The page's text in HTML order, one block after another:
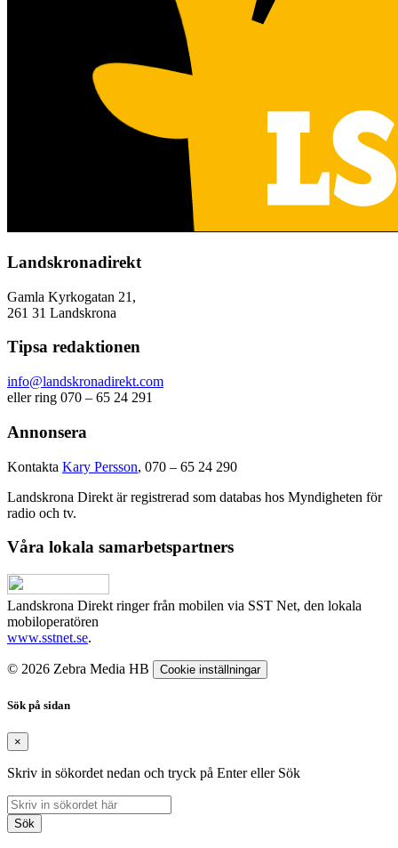
Landskronadirekt
Gamla Kyrkogatan 21,
261 31 Landskrona
Tipsa redaktionen
info@landskronadirekt.com
eller ring 070 – 65 24 291
Annonsera
Kontakta Kary Persson, 070 – 65 24 290
Landskrona Direkt är registrerad som databas hos Myndigheten för
radio och tv.
Våra lokala samarbetspartners
Landskrona Direkt ringer från mobilen via SST Net, den lokala
mobiloperatören
www.sstnet.se.
© 2026 Zebra Media HB Cookie inställningar
Sök på sidan
×
Skriv in sökordet nedan och tryck på Enter eller Sök
Sök